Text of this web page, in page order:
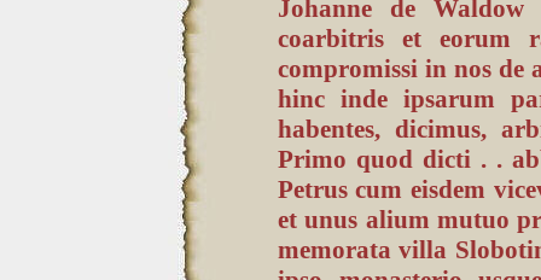
Johanne de
coarbitris et eorum
compromissi in nos de
hinc inde ipsarum
habentes, dicimus,
Primo quod dicti . .
Petrus cum eisdem
et unus alium mutuo
memorata villa